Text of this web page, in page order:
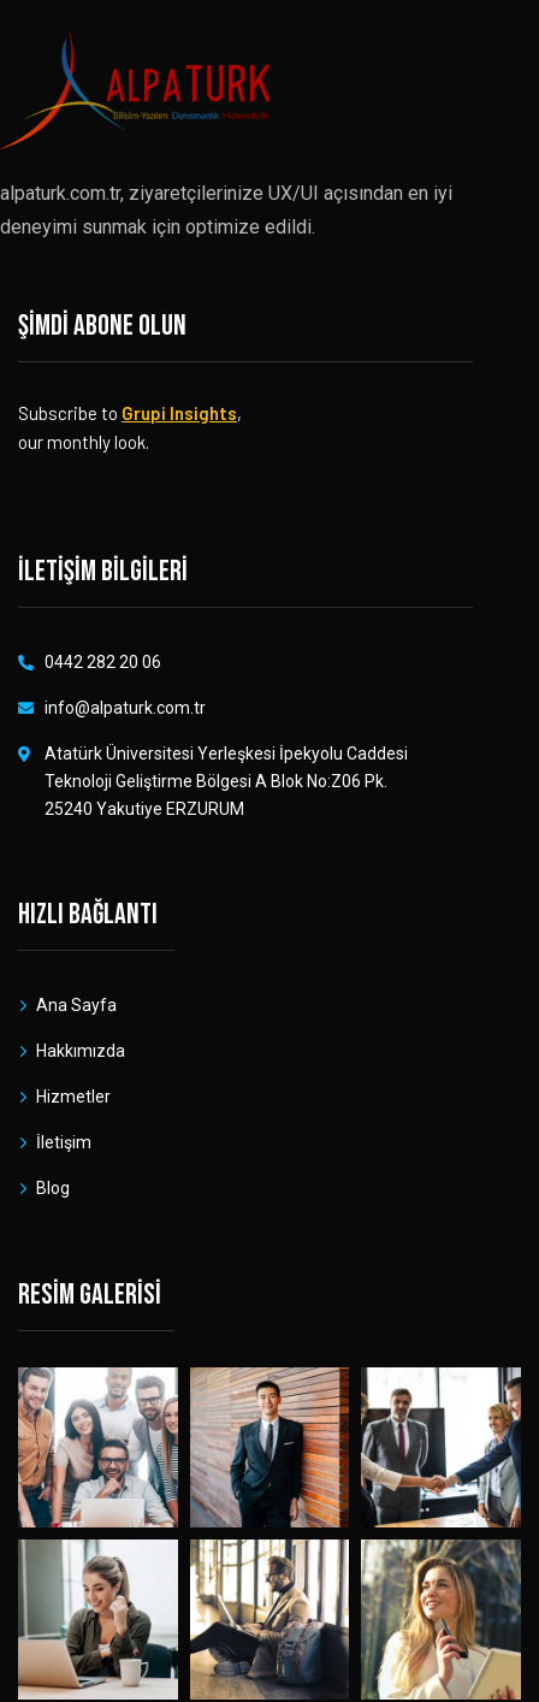
alpaturk.com.tr, ziyaretçilerinize UX/UI açısından en iyi
deneyimi sunmak için optimize edildi.
Şimdi abone olun
Subscribe to Grupi Insights,
our monthly look.
İletişim bilgileri
0442 282 20 06
info@alpaturk.com.tr
Atatürk Üniversitesi Yerleşkesi İpekyolu Caddesi
Teknoloji Geliştirme Bölgesi A Blok No:Z06 Pk.
25240 Yakutiye ERZURUM
Hızlı bağlantı
Ana Sayfa
Hakkımızda
Hizmetler
İletişim
Blog
Resim galerisi